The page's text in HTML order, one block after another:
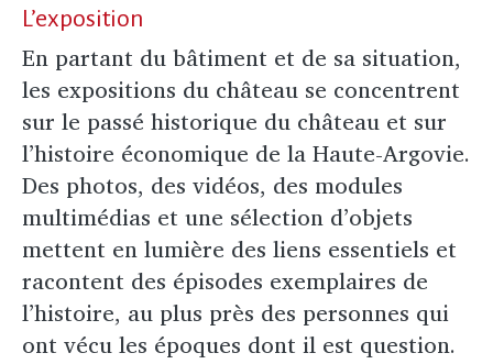
L’exposition
En partant du bâtiment et de sa situation,
les expositions du château se concentrent
sur le passé historique du château et sur
l’histoire économique de la Haute-Argovie.
Des photos, des vidéos, des modules
multimédias et une sélection d’objets
mettent en lumière des liens essentiels et
racontent des épisodes exemplaires de
l’histoire, au plus près des personnes qui
ont vécu les époques dont il est question.